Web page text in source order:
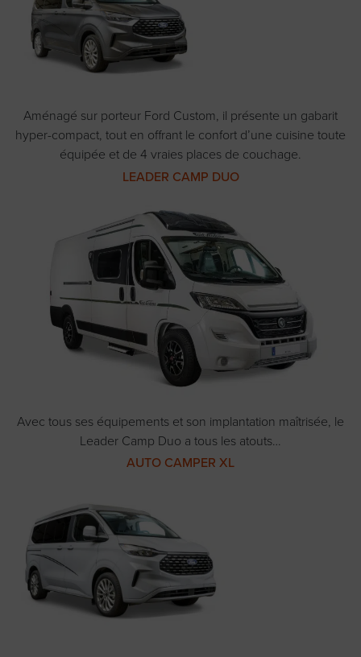
Aménagé sur porteur Ford Custom, il présente un gabarit
hyper-compact, tout en offrant le confort d’une cuisine toute
équipée et de 4 vraies places de couchage.
LEADER CAMP DUO
Avec tous ses équipements et son implantation maîtrisée, le
Leader Camp Duo a tous les atouts…
AUTO CAMPER XL